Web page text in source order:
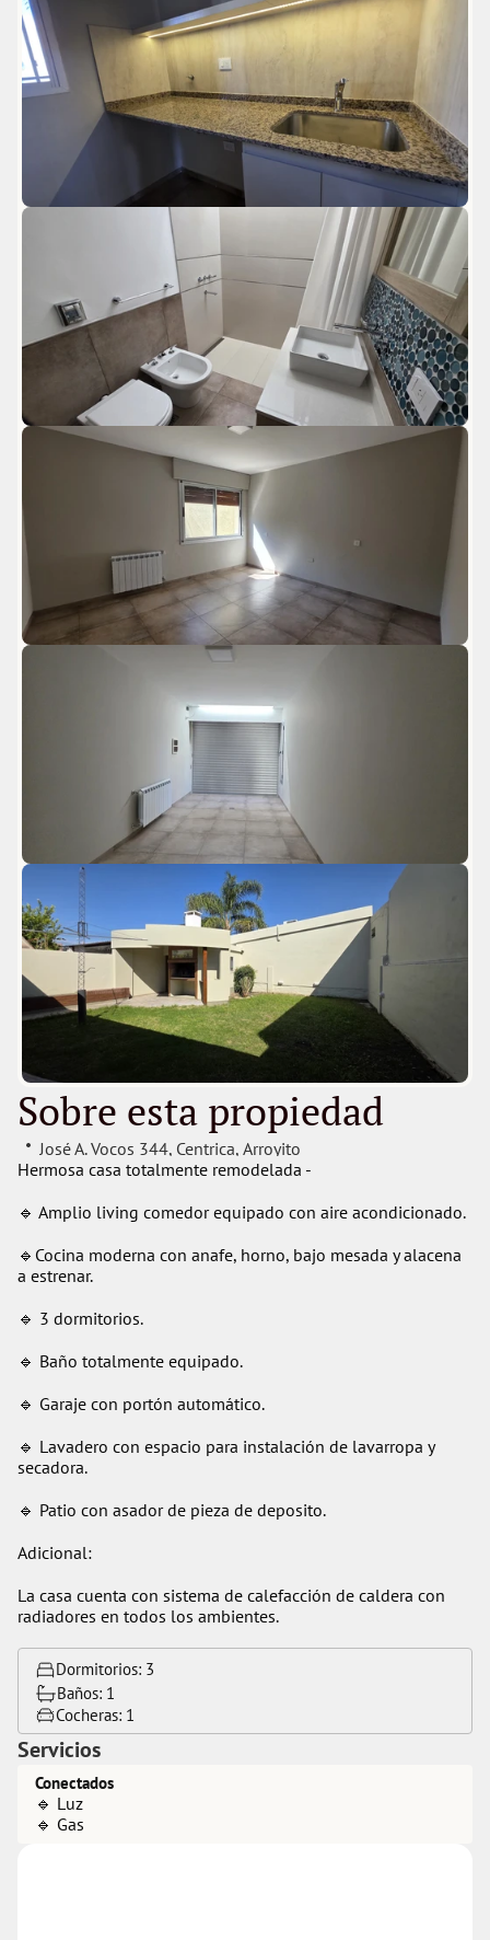
Sobre esta propiedad
José A. Vocos 344, Centrica, Arroyito
Hermosa casa totalmente remodelada -
🔹️ Amplio living comedor equipado con aire acondicionado.
🔹️Cocina moderna con anafe, horno, bajo mesada y alacena
a estrenar.
🔹️ 3 dormitorios.
🔹️ Baño totalmente equipado.
🔹️ Garaje con portón automático.
🔹️ Lavadero con espacio para instalación de lavarropa y
secadora.
🔹️ Patio con asador de pieza de deposito.
Adicional:
La casa cuenta con sistema de calefacción de caldera con
radiadores en todos los ambientes.
Dormitorios: 3
Baños: 1
Cocheras: 1
Servicios
Conectados
🔹️ Luz
🔹️ Gas